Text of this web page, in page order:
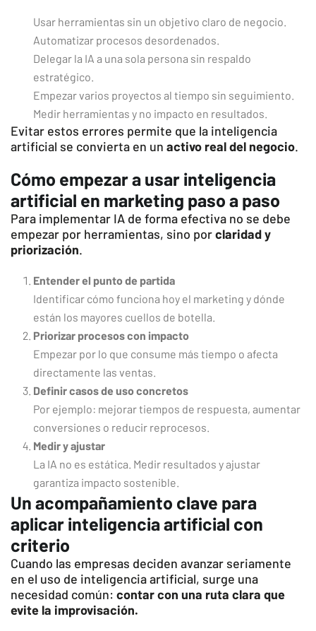
Usar herramientas sin un objetivo claro de negocio.
Automatizar procesos desordenados.
Delegar la IA a una sola persona sin respaldo
estratégico.
Empezar varios proyectos al tiempo sin seguimiento.
Medir herramientas y no impacto en resultados.
Evitar estos errores permite que la inteligencia
artificial se convierta en un activo real del negocio.
Cómo empezar a usar inteligencia
artificial en marketing paso a paso
Para implementar IA de forma efectiva no se debe
empezar por herramientas, sino porclaridad y
priorización.
Entender el punto de partida
Identificar cómo funciona hoy el marketing y dónde
están los mayores cuellos de botella.
Priorizar procesos con impacto
Empezar por lo que consume más tiempo o afecta
directamente las ventas.
Definir casos de uso concretos
Por ejemplo: mejorar tiempos de respuesta, aumentar
conversiones o reducir reprocesos.
Medir y ajustar
La IA no es estática. Medir resultados y ajustar
garantiza impacto sostenible.
Un acompañamiento clave para
aplicar inteligencia artificial con
criterio
Cuando las empresas deciden avanzar seriamente
en el uso de inteligencia artificial, surge una
necesidad común: contar con una ruta clara que
evite la improvisación.